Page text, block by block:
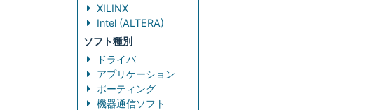
XILINX
Intel (ALTERA)
ソフト種別
ドライバ
アプリケーション
ポーティング
機器通信ソフト